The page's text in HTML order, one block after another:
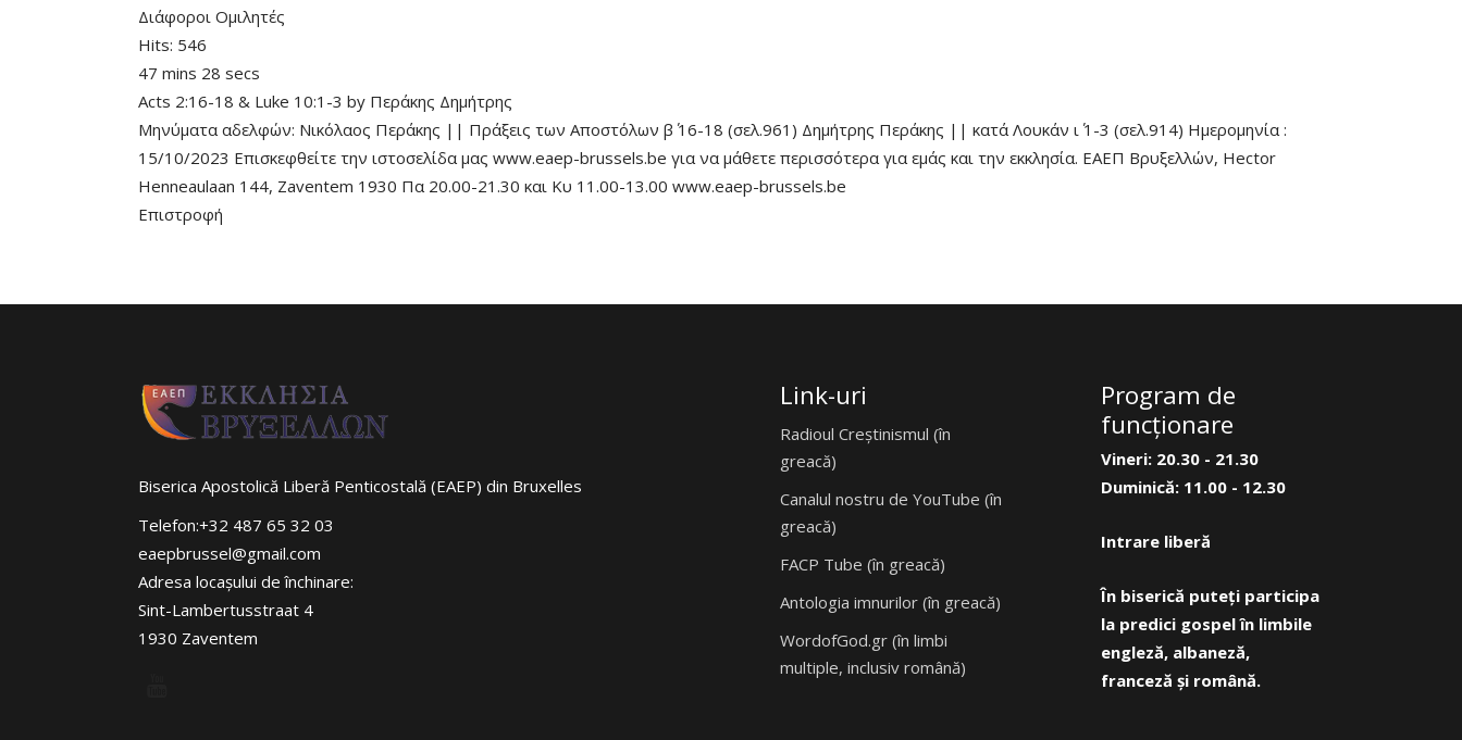
Διάφοροι Ομιλητές
Hits: 546
47 mins 28 secs
Acts 2:16-18 & Luke 10:1-3 by Περάκης Δημήτρης
Μηνύματα αδελφών: Νικόλαος Περάκης || Πράξεις των Αποστόλων β΄ 16-18 (σελ.961) Δημήτρης Περάκης || κατά Λουκάν ι΄ 1-3 (σελ.914) Ημερομηνία :
15/10/2023 Επισκεφθείτε την ιστοσελίδα μας www.eaep-brussels.be για να μάθετε περισσότερα για εμάς και την εκκλησία. ΕΑΕΠ Βρυξελλών, Hector
Henneaulaan 144, Zaventem 1930 Πα 20.00-21.30 και Κυ 11.00-13.00 www.eaep-brussels.be
Επιστροφή
Biserica Apostolică Liberă Penticostală (EAEP) din Bruxelles
Telefon:+32 487 65 32 03
eaepbrussel@gmail.com
Adresa locaşului de închinare:
Sint-Lambertusstraat 4
1930 Zaventem
Link-uri
Radioul Creștinismul (în
greacă)
Canalul nostru de YouTube (în
greacă)
FACP Tube (în greacă)
Antologia imnurilor (în greacă)
WordofGod.gr (în limbi
multiple, inclusiv română)
Program de
funcţionare
Vineri: 20.30 - 21.30
Duminică: 11.00 - 12.30
Intrare liberă
În biserică puteți participa
la predici gospel în limbile
engleză, albaneză,
franceză și română.